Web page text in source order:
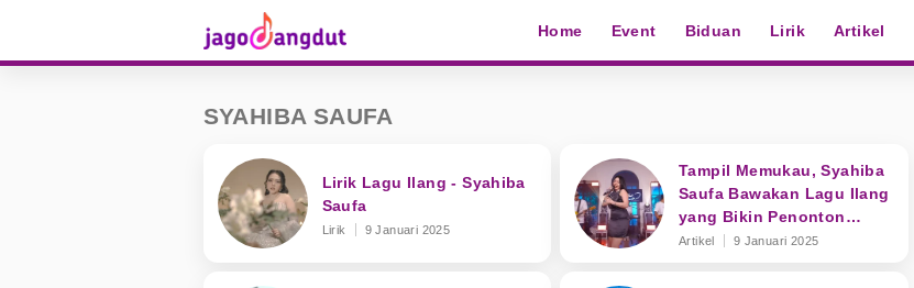
Home Event Biduan Lirik Artikel
SYAHIBA SAUFA
Lirik Lagu Ilang - Syahiba
Saufa
Lirik 9 Januari 2025
Tampil Memukau, Syahiba
Saufa Bawakan Lagu Ilang
yang Bikin Penonton
Terbius
Artikel 9 Januari 2025